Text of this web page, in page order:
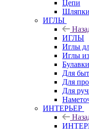
Цепи
Шляпки
ИГЛЫ
ИГЛЫ
Иглы
Иглы
Булавки
Для
Для
Для
ИНТЕРЬЕР